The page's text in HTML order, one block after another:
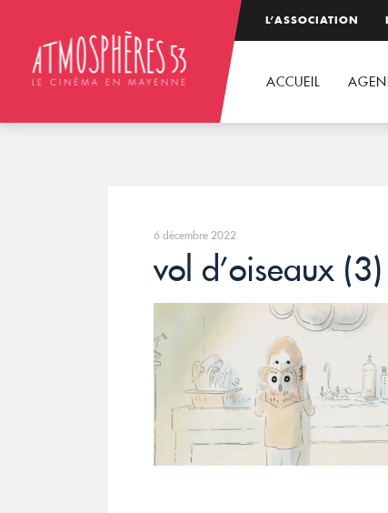
L’ASSOCIATION
ACCUEIL
6 décembre 2022
vol d’oiseaux (3)